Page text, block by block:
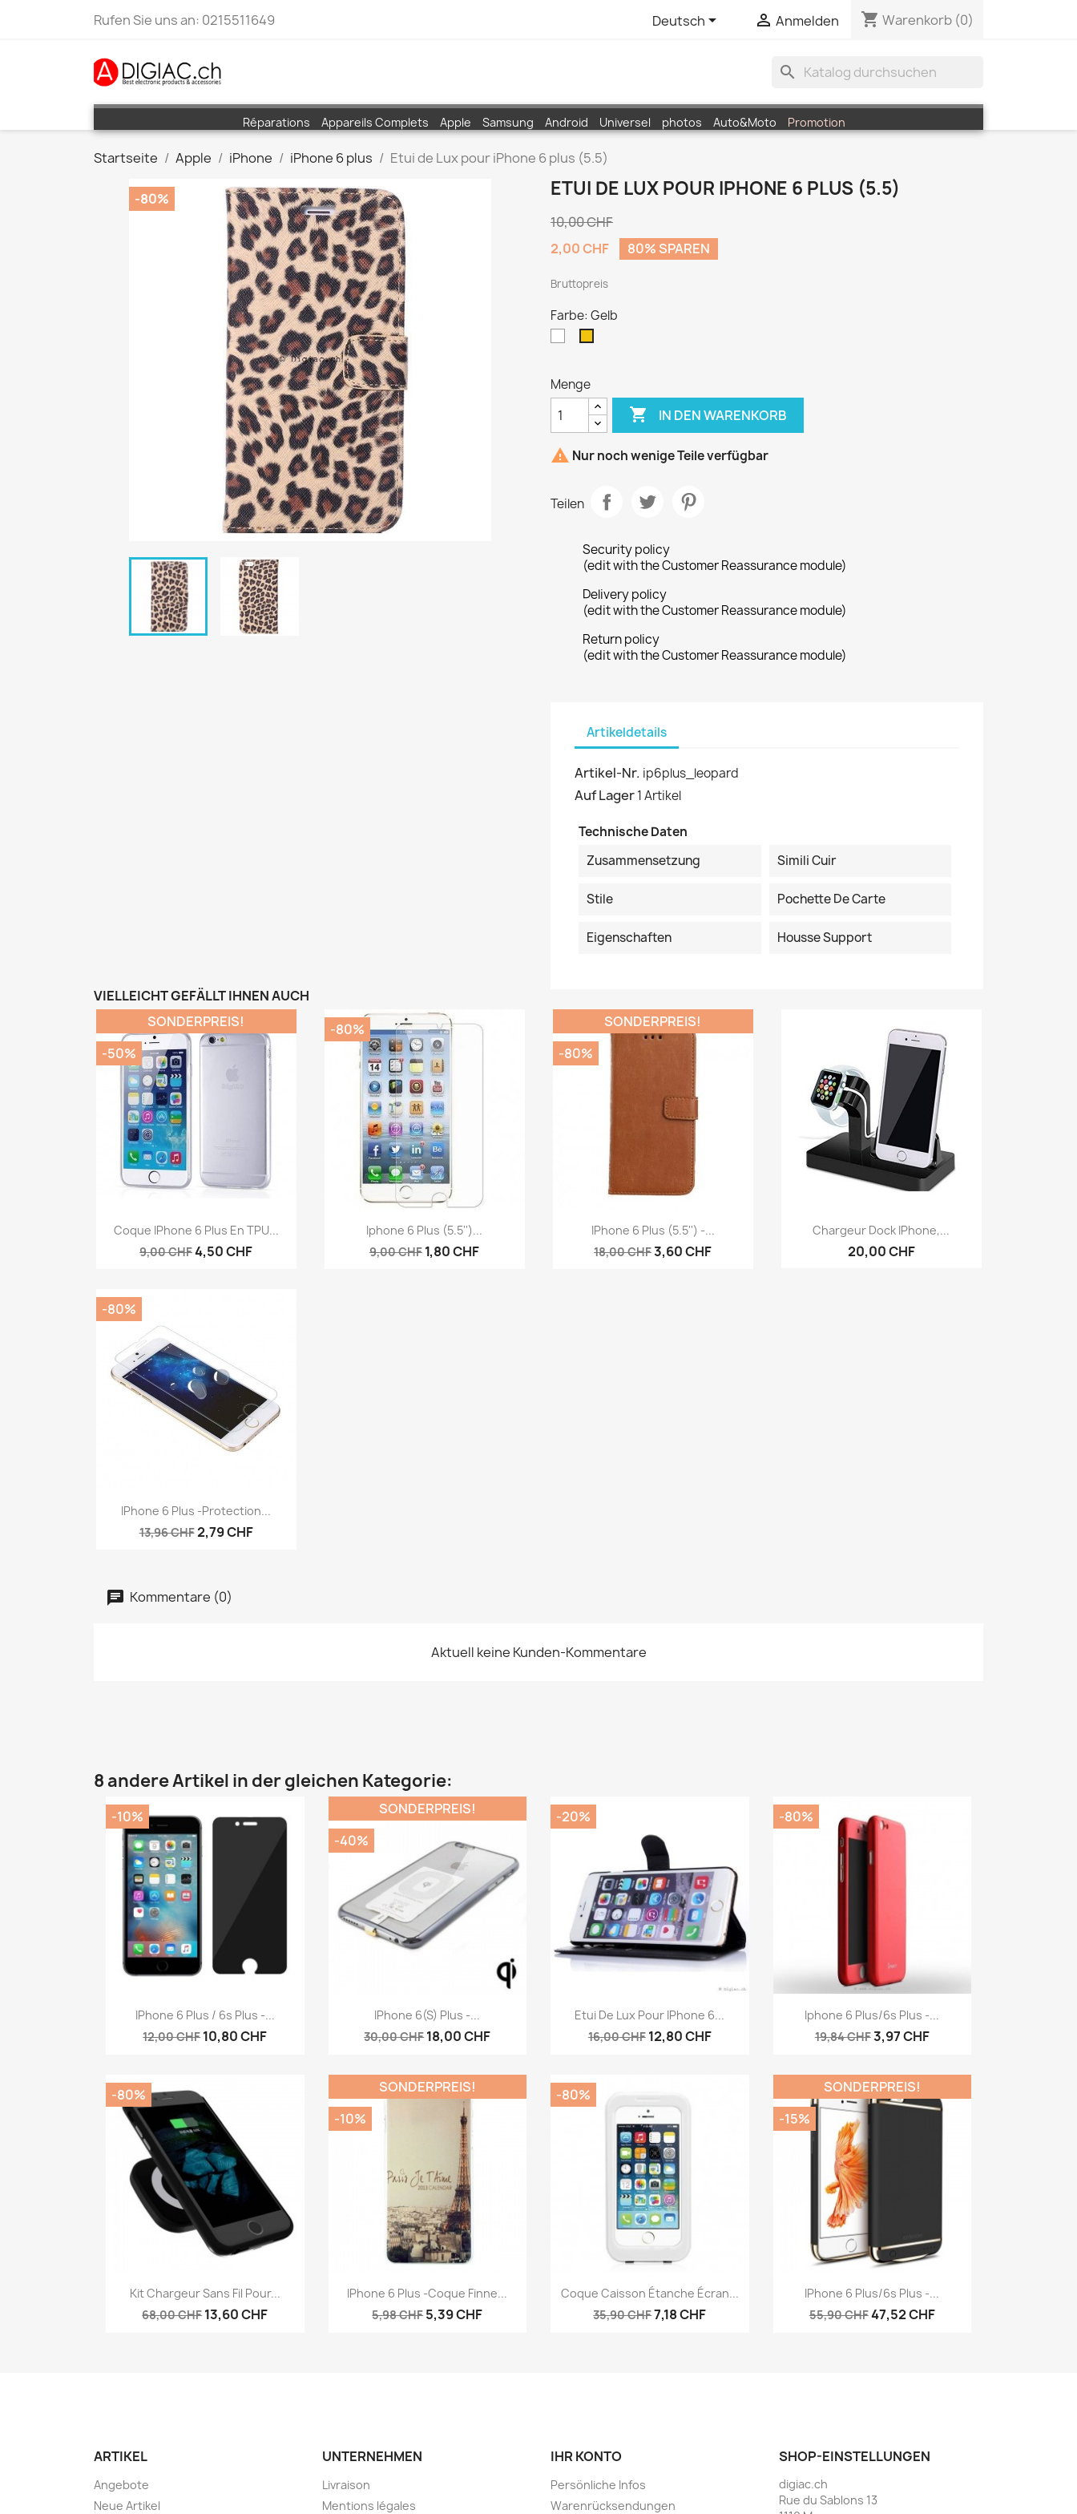
Rufen Sie uns an: 0215511649 Deutsch  Anmelden shopping_cart Warenkorb (0)
search
Réparations Appareils Complets Apple Samsung Android Universel photos Auto&Moto Promotion
Startseite Apple iPhone iPhone 6 plus Etui de Lux pour iPhone 6 plus (5.5)
-80% ETUI DE LUX POUR IPHONE 6 PLUS (5.5)
10,00 CHF
2,00 CHF
80% SPAREN
Bruttopreis
Farbe: Gelb
Menge
 IN DEN WARENKORB
 Nur noch wenige Teile verfügbar
Teilen
Security policy
(edit with the Customer Reassurance module)
Delivery policy
(edit with the Customer Reassurance module)
Return policy
(edit with the Customer Reassurance module)
Artikeldetails
Artikel-Nr. ip6plus_leopard
Auf Lager1 Artikel
Technische Daten
Zusammensetzung
Simili Cuir
Stile Pochette De Carte
Eigenschaften Housse Support
VIELLEICHT GEFÄLLT IHNEN AUCH
Vorschau
Coque IPhone 6 Plus En TPU...
9,00 CHF4,50 CHF
SONDERPREIS!
-50%
Vorschau
Iphone 6 Plus (5.5'')...
9,00 CHF 1,80 CHF
-80%
 Vorschau
IPhone 6 Plus (5.5'') -...
18,00 CHF3,60 CHF
SONDERPREIS!
-80%
Vorschau
Chargeur Dock IPhone,...
20,00 CHF
Vorschau
IPhone 6 Plus -protection...
13,96 CHF2,79 CHF
-80%
Kommentare (0)
Aktuell keine Kunden-Kommentare
8 andere Artikel in der gleichen Kategorie:
 Vorschau
IPhone 6 Plus / 6s Plus -...
12,00 CHF10,80 CHF
-10%
Vorschau
IPhone 6(S) Plus -...
30,00 CHF18,00 CHF
SONDERPREIS!
-40%
Vorschau
Etui De Lux Pour IPhone 6...
16,00 CHF 12,80 CHF
-20%
Vorschau
Iphone 6 Plus/6s Plus -...
19,84 CHF3,97 CHF
-80%
Vorschau
Kit Chargeur Sans Fil Pour...
68,00 CHF13,60 CHF
-80%
Vorschau
IPhone 6 Plus -coque Finne...
5,98 CHF5,39 CHF
SONDERPREIS!
-10%
Vorschau
Coque Caisson Étanche Écran...
35,90 CHF7,18 CHF
-80%
Vorschau
IPhone 6 Plus/6s Plus -...
55,90 CHF47,52 CHF
SONDERPREIS!
-15%
ARTIKEL
Angebote
Neue Artikel
UNTERNEHMEN
Livraison
Mentions légales
IHR KONTO
Persönliche Infos
Warenrücksendungen
SHOP-EINSTELLUNGEN
digiac.ch
Rue du Sablons 13